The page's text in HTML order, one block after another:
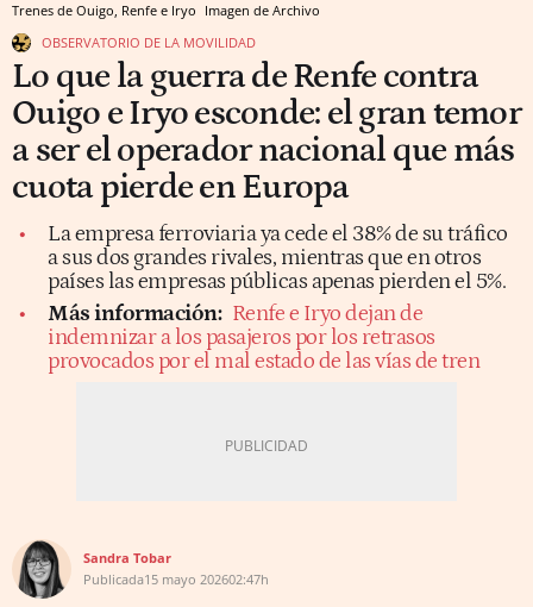
Trenes de Ouigo, Renfe e Iryo Imagen de Archivo
OBSERVATORIO DE LA MOVILIDAD
Lo que la guerra de Renfe contra
Ouigo e Iryo esconde: el gran temor
a ser el operador nacional que más
cuota pierde en Europa
La empresa ferroviaria ya cede el 38% de su tráfico
a sus dos grandes rivales, mientras que en otros
países las empresas públicas apenas pierden el 5%.
Más información: Renfe e Iryo dejan de
indemnizar a los pasajeros por los retrasos
provocados por el mal estado de las vías de tren
Sandra Tobar
Publicada15 mayo 202602:47h